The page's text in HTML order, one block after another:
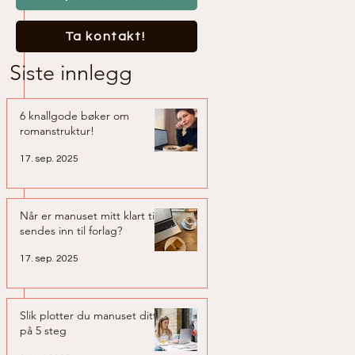
Ta kontakt!
Siste innlegg
6 knallgode bøker om
romanstruktur!
17. sep. 2025
Når er manuset mitt klart til å
sendes inn til forlag?
17. sep. 2025
Slik plotter du manuset ditt
på 5 steg